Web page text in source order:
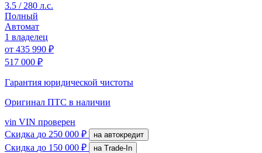
3.5 / 280 л.с.
Полный
Автомат
1 владелец
от 435 990 ₽
517 000 ₽
Гарантия юридической чистоты
Оригинал ПТС в наличии
vin VIN проверен
Скидка до 250 000 ₽ на автокредит
Скидка до 150 000 ₽
на Trade-In